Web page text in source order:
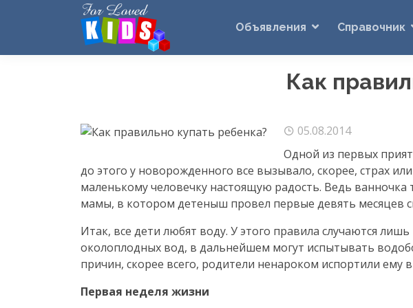
Объявления Справочник
Как
05.08.2014
Одной из первых
до этого у новорожденного все вызывало, скорее, страх
маленькому человечку настоящую радость. Ведь
мамы, в котором детеныш провел первые девять месяцев
Итак, все дети любят воду. У этого правила случаются
околоплодных вод, в дальнейшем могут испытывать
причин, скорее всего, родители ненароком испортили ему
Первая неделя жизни